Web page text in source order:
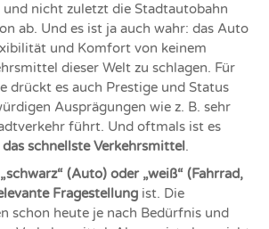
nicht zuletzt die Stadtautobahn
ab. Und es ist ja auch wahr: das Auto
und Komfort von keinem
dieser Welt zu schlagen. Für
drückt es auch Prestige und Status
Ausprägungen wie z. B. sehr
führt. Und oftmals ist es
das schnellste Verkehrsmittel.
„schwarz“ (Auto) oder „weiß“ (Fahrrad,
Fragestellung ist. Die
schon heute je nach Bedürfnis und